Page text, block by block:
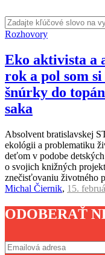
Rozhovory
Eko aktivista a
rok a pol som
šnúrky do
saka
Absolvent bratislavskej
ekológii a problematiku
deťom v podobe
o svojich knižných
znečisťovaniu životného
Michal Čiernik, 15.
ODOBERAŤ